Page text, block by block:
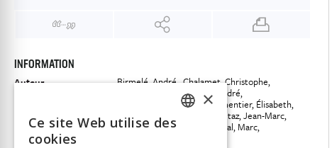
INFORMATION
Auteur Birmelé, André Chalamet, Christophe
Encrevé, André
Léchot, Pierre-Olivier
Parmentier, Élisabeth
Powell McNutt, Jennifer
Tétaz, Jean-Marc
Kerchove, Anna Van den
Vial, Marc
×
Ce site Web utilise des
cookies